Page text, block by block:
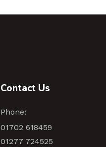
Contact Us
Phone:
01702 618459
01277 724525